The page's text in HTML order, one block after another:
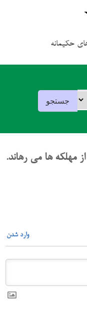
حکیمانه
مهلکه ها می رهاند.
وارد شدن